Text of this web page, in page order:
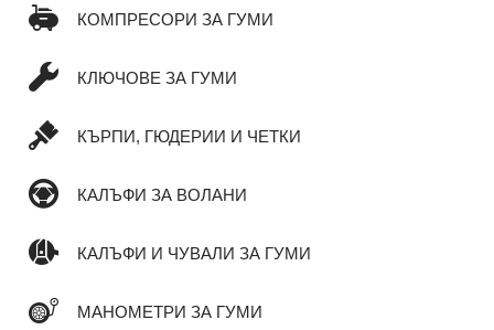
КОМПРЕСОРИ ЗА ГУМИ
КЛЮЧОВЕ ЗА ГУМИ
КЪРПИ, ГЮДЕРИИ И ЧЕТКИ
КАЛЪФИ ЗА ВОЛАНИ
КАЛЪФИ И ЧУВАЛИ ЗА ГУМИ
МАНОМЕТРИ ЗА ГУМИ